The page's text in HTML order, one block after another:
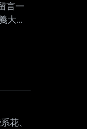
言一
大利
花、